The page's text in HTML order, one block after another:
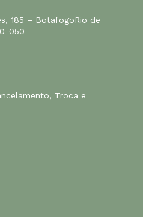
185 – BotafogoRio de
050
Troca e